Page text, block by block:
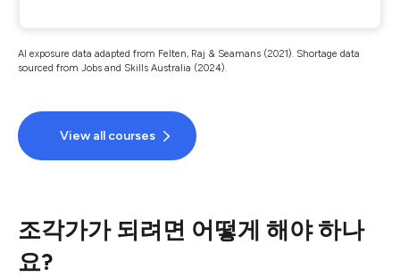
AI exposure data adapted from Felten, Raj & Seamans (2021). Shortage data
sourced from Jobs and Skills Australia (2024).
View all courses
조각가가 되려면 어떻게 해야 하나
요?